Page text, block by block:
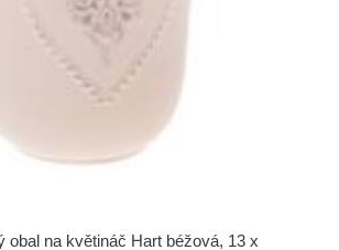
obal na květináč Hart béžová, 13 x